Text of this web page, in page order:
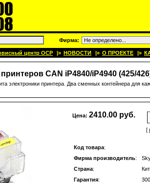
Фирма:
центр OCP |» НОВОСТИ |» О ПРОЕКТЕ |»
CAN iP4840/iP4940 (425/
принтера. Два сменных контейнера для
Цена: 2410.00 руб.
[
Код товара:
Фирма производитель:
Страна:
Гарантия: